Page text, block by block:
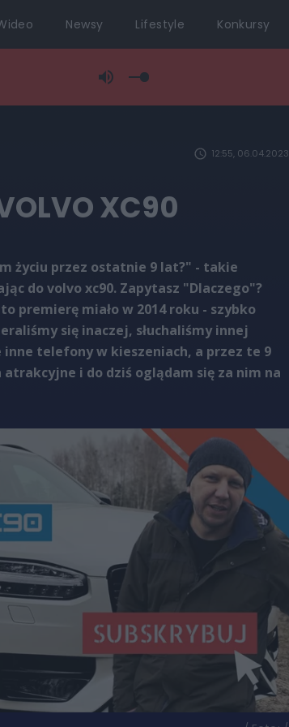
Newsy Lifestyle Konkursy
12:55, 06.04.2023
XC90
życiu przez ostatnie 9 lat?" - takie
do volvo xc90. Zapytasz "Dlaczego"?
premierę miało w 2014 roku - szybko
się inaczej, słuchaliśmy innej
telefony w kieszeniach, a przez te 9
i do dziś oglądam się za nim na